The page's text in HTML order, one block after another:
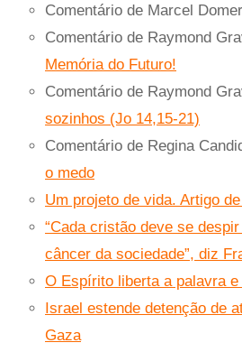
Comentário de Marcel
Comentário de Raymond
Memória do Futuro!
Comentário de Raymond
sozinhos (Jo 14,15-21)
Comentário de Regina
o medo
Um projeto de vida. Artigo
“Cada cristão deve se
câncer da sociedade”, diz
O Espírito liberta a palavra
Israel estende detenção de
Gaza